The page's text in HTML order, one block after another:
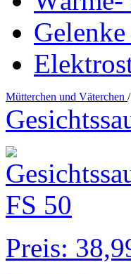
Mütterchen und Väterchen /
Preis: